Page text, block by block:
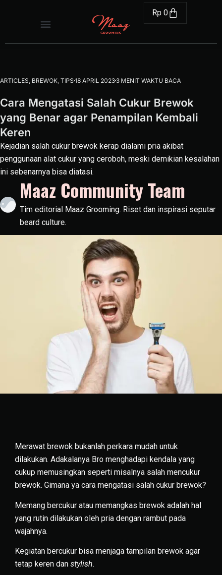
Rp 0
ARTICLES BREWOK TIPS 18 APRIL 2023 3 MENIT WAKTU BACA
Cara Mengatasi Salah Cukur Brewok
yang Benar agar Penampilan Kembali
Keren
Kejadian salah cukur brewok kerap dialami pria akibat
penggunaan alat cukur yang ceroboh, meski demikian kesalahan
ini sebenarnya bisa diatasi.
Maaz Community Team
Tim editorial Maaz Grooming. Riset dan inspirasi seputar
beard culture.
Merawat brewok bukanlah perkara mudah untuk
dilakukan. Adakalanya Bro menghadapi kendala yang
cukup memusingkan seperti misalnya salah mencukur
brewok. Gimana ya cara mengatasi salah cukur brewok?
Memang bercukur atau memangkas brewok adalah hal
yang rutin dilakukan oleh pria dengan rambut pada
wajahnya.
Kegiatan bercukur bisa menjaga tampilan brewok agar
tetap keren dan stylish.